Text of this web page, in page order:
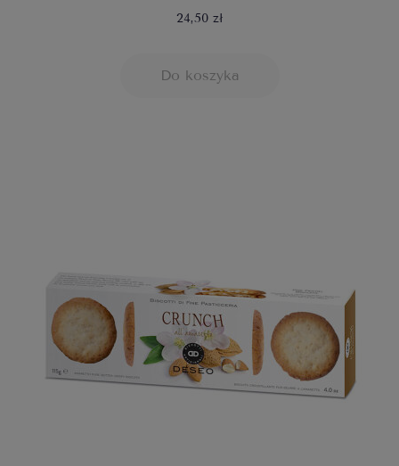
24,50 zł
Do koszyka